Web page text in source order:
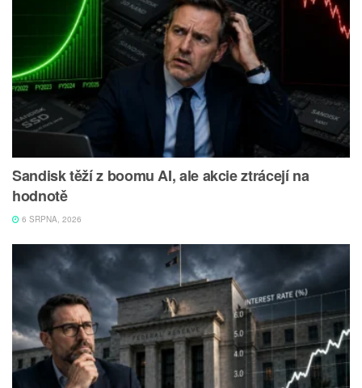
Sandisk těží z boomu AI, ale akcie ztrácejí na
hodnotě
6 SRPNA, 2026